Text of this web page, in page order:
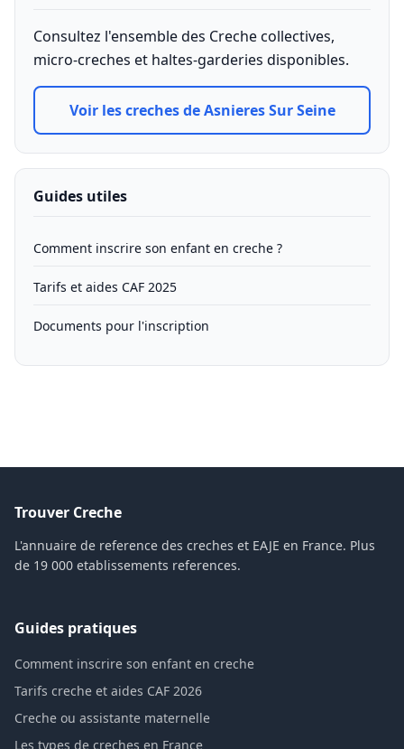
Consultez l'ensemble des Creche collectives,
micro-creches et haltes-garderies disponibles.
Voir les creches de Asnieres Sur Seine
Guides utiles
Comment inscrire son enfant en creche ?
Tarifs et aides CAF 2025
Documents pour l'inscription
Trouver Creche
L'annuaire de reference des creches et EAJE en France. Plus
de 19 000 etablissements references.
Guides pratiques
Comment inscrire son enfant en creche
Tarifs creche et aides CAF 2026
Creche ou assistante maternelle
Les types de creches en France